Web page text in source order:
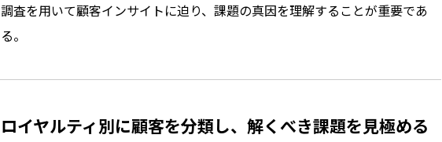
調査を用いて顧客インサイトに迫り、課題の真因を理解することが重要であ
る。
ロイヤルティ別に顧客を分類し、解くべき課題を見極める